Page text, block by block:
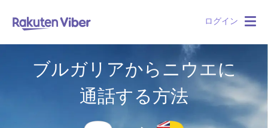
ログイン
ブルガリアからニウエに
通話する方法